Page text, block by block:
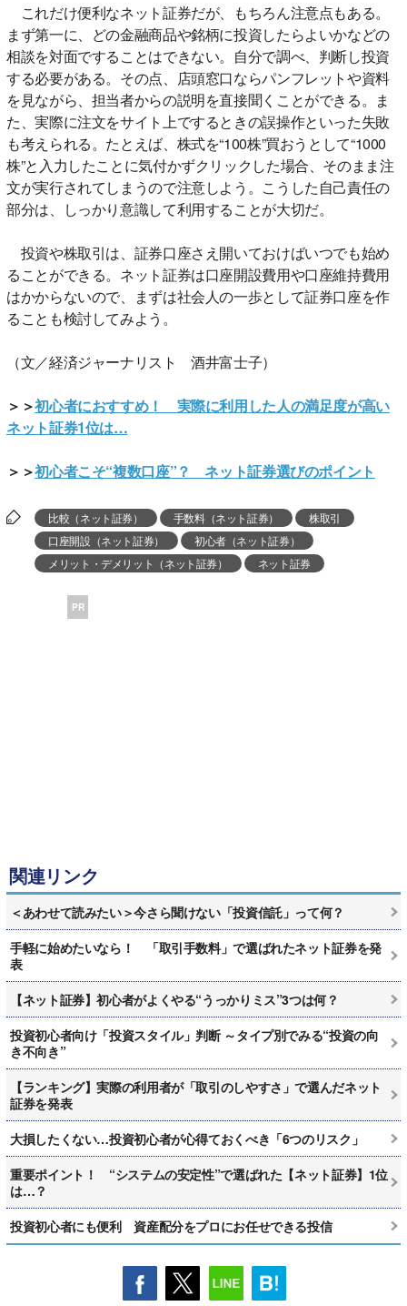
これだけ便利なネット証券だが、もちろん注意点もある。
まず第一に、どの金融商品や銘柄に投資したらよいかなどの
相談を対面ですることはできない。自分で調べ、判断し投資
する必要がある。その点、店頭窓口ならパンフレットや資料
を見ながら、担当者からの説明を直接聞くことができる。ま
た、実際に注文をサイト上でするときの誤操作といった失敗
も考えられる。たとえば、株式を“100株”買おうとして“1000
株”と入力したことに気付かずクリックした場合、そのまま注
文が実行されてしまうので注意しよう。こうした自己責任の
部分は、しっかり意識して利用することが大切だ。
投資や株取引は、証券口座さえ開いておけばいつでも始め
ることができる。ネット証券は口座開設費用や口座維持費用
はかからないので、まずは社会人の一歩として証券口座を作
ることも検討してみよう。
（文／経済ジャーナリスト 酒井富士子）
＞＞初心者におすすめ！ 実際に利用した人の満足度が高い
ネット証券1位は…
＞＞初心者こそ“複数口座”？ ネット証券選びのポイント
比較（ネット証券） 手数料（ネット証券）
株取引
口座開設（ネット証券）
初心者（ネット証券）
メリット・デメリット（ネット証券）
ネット証券
PR
関連リンク
＜あわせて読みたい＞今さら聞けない「投資信託」って何？
手軽に始めたいなら！ 「取引手数料」で選ばれたネット証券を発
表
【ネット証券】初心者がよくやる“うっかりミス”3つは何？
投資初心者向け「投資スタイル」判断 ～タイプ別でみる“投資の向
き不向き”
【ランキング】実際の利用者が「取引のしやすさ」で選んだネット
証券を発表
大損したくない…投資初心者が心得ておくべき「6つのリスク」
重要ポイント！ “システムの安定性”で選ばれた【ネット証券】1位
は…？
投資初心者にも便利 資産配分をプロにお任せできる投信